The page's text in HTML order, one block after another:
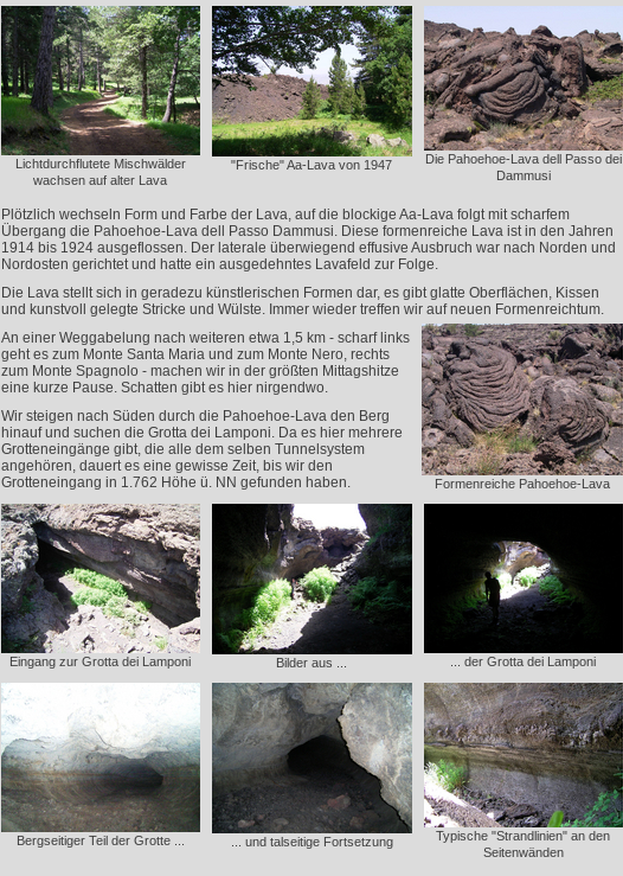
Lichtdurchflutete Mischwälder
wachsen auf alter Lava
"Frische" Aa-Lava von 1947
Die Pahoehoe-Lava dell Passo dei
Dammusi
Plötzlich wechseln Form und Farbe der Lava, auf die blockige Aa-Lava folgt mit scharfem
Übergang die Pahoehoe-Lava dell Passo Dammusi. Diese formenreiche Lava ist in den Jahren
1914 bis 1924 ausgeflossen. Der laterale überwiegend effusive Ausbruch war nach Norden und
Nordosten gerichtet und hatte ein ausgedehntes Lavafeld zur Folge.
Die Lava stellt sich in geradezu künstlerischen Formen dar, es gibt glatte Oberflächen, Kissen
und kunstvoll gelegte Stricke und Wülste. Immer wieder treffen wir auf neuen Formenreichtum.
Formenreiche Pahoehoe-Lava
An einer Weggabelung nach weiteren etwa 1,5 km - scharf links
geht es zum Monte Santa Maria und zum Monte Nero, rechts
zum Monte Spagnolo - machen wir in der größten Mittagshitze
eine kurze Pause. Schatten gibt es hier nirgendwo.
Wir steigen nach Süden durch die Pahoehoe-Lava den Berg
hinauf und suchen die Grotta dei Lamponi. Da es hier mehrere
Grotteneingänge gibt, die alle dem selben Tunnelsystem
angehören, dauert es eine gewisse Zeit, bis wir den
Grotteneingang in 1.762 Höhe ü. NN gefunden haben.
Eingang zur Grotta dei Lamponi Bilder aus ... ... der Grotta dei Lamponi
Bergseitiger Teil der Grotte ... ... und talseitige Fortsetzung
Typische "Strandlinien" an den
Seitenwänden